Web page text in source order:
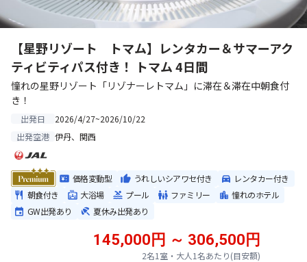
【星野リゾート トマム】レンタカー＆サマーアク
ティビティパス付き！ トマム 4日間
憧れの星野リゾート「リゾナーレトマム」に滞在＆滞在中朝食付
き！
出発日
2026/4/27~2026/10/22
出発空港 伊丹、関西
価格変動型 うれしいシアワセ付き
レンタカー付き
朝食付き
大浴場 プール ファミリー
憧れのホテル
GW出発あり
夏休み出発あり
2名1室・大人1名あたり(目安額)
145,000円 ～ 306,500円